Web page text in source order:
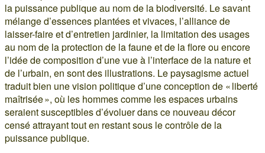
la puissance publique au nom de la biodiversité. Le savant
mélange d’essences plantées et vivaces, l’alliance de
laisser-faire et d’entretien jardinier, la limitation des usages
au nom de la protection de la faune et de la flore ou encore
l’idée de composition d’une vue à l’interface de la nature et
de l’urbain, en sont des illustrations. Le paysagisme actuel
traduit bien une vision politique d’une conception de « liberté
maîtrisée », où les hommes comme les espaces urbains
seraient susceptibles d’évoluer dans ce nouveau décor
censé attrayant tout en restant sous le contrôle de la
puissance publique.